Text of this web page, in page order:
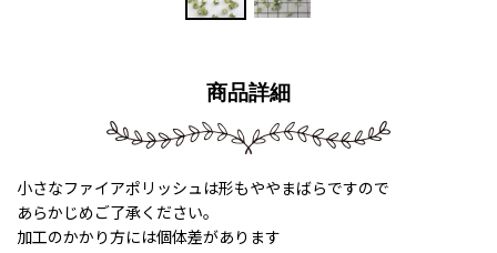
商品詳細
小さなファイアポリッシュは形もややまばらですので
あらかじめご了承ください。
加工のかかり方には個体差があります